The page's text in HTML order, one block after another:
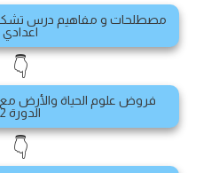
مصطلحات و مفاهيم درس تشكل
اعدادي
👇
فروض علوم الحياة والأرض مع
الدورة 2
👇